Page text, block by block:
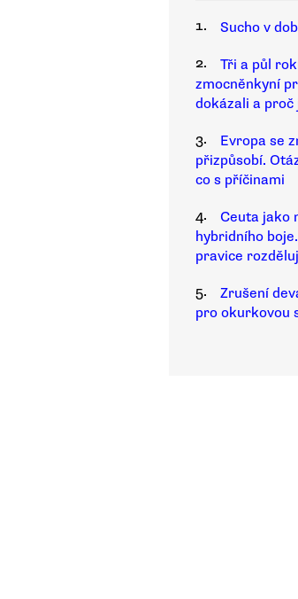
1.
Sucho v
2.
Tři a půl
zmocněnkyní
dokázali a proč
3.
Evropa se
přizpůsobí.
co s příčinami
4.
Ceuta jako
hybridního
pravice
5.
Zrušení
pro okurkovou